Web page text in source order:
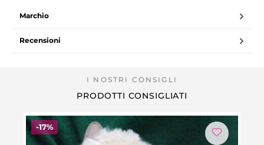
Marchio
Recensioni
PRODOTTI CONSIGLIATI
-17%Sconto